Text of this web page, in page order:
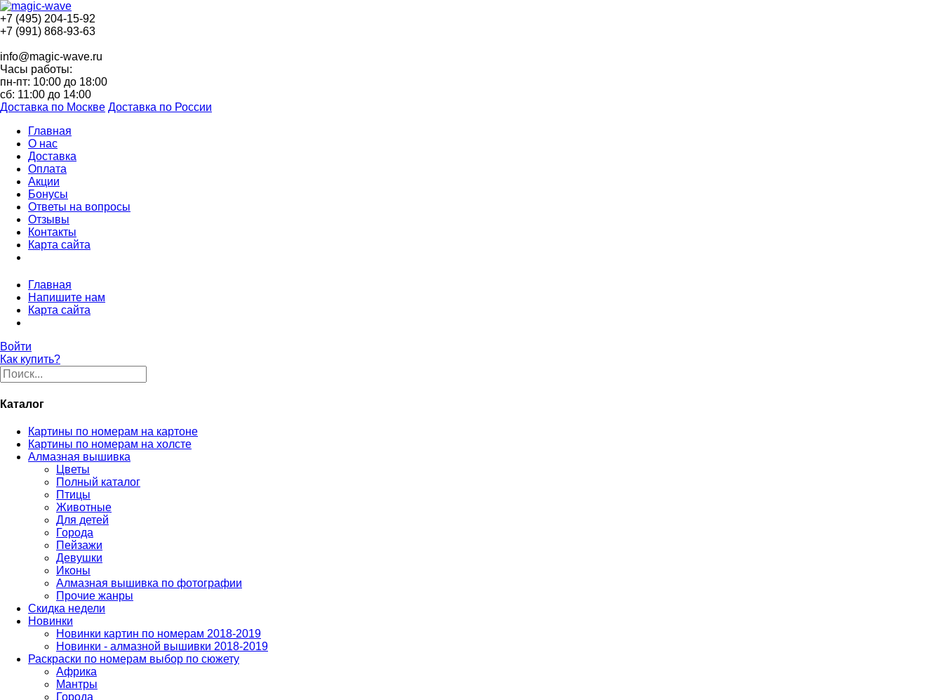
+7 (495) 204-15-92
+7 (991) 868-93-63
info@magic-wave.ru
Часы работы:
пн-пт: 10:00 до 18:00
сб: 11:00 до 14:00
Доставка по Москве Доставка по России
Главная
О нас
Доставка
Оплата
Акции
Бонусы
Ответы на вопросы
Отзывы
Контакты
Карта сайта
Главная
Напишите нам
Карта сайта
Войти
Как купить?
Каталог
Картины по номерам на картоне
Картины по номерам на холсте
Алмазная вышивка
Цветы
Полный каталог
Птицы
Животные
Для детей
Города
Пейзажи
Девушки
Иконы
Алмазная вышивка по фотографии
Прочие жанры
Скидка недели
Новинки
Новинки картин по номерам 2018-2019
Новинки - алмазной вышивки 2018-2019
Раскраски по номерам выбор по сюжету
Африка
Мантры
Города